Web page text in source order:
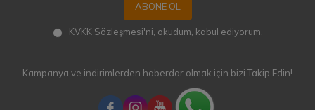
ABONE OL
KVKK Sözleşmesi'ni, okudum, kabul ediyorum.
Kampanya ve indirimlerden haberdar olmak için bizi Takip Edin!